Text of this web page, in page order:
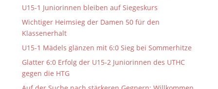
U15-1 Juniorinnen bleiben auf Siegeskurs
Wichtiger Heimsieg der Damen 50 für den
Klassenerhalt
U15-1 Mädels glänzen mit 6:0 Sieg bei Sommerhitze
Glatter 6:0 Erfolg der U15-2 Juniorinnen des UTHC
gegen die HTG